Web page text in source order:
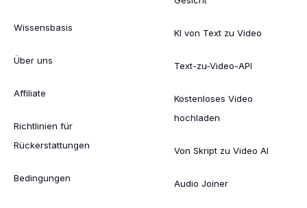
Wissensbasis
Über uns
Affiliate
Richtlinien für
Rückerstattungen
Bedingungen
KI von Text zu Video
Text-zu-Video-API
Kostenloses Video
hochladen
Von Skript zu Video AI
Audio Joiner